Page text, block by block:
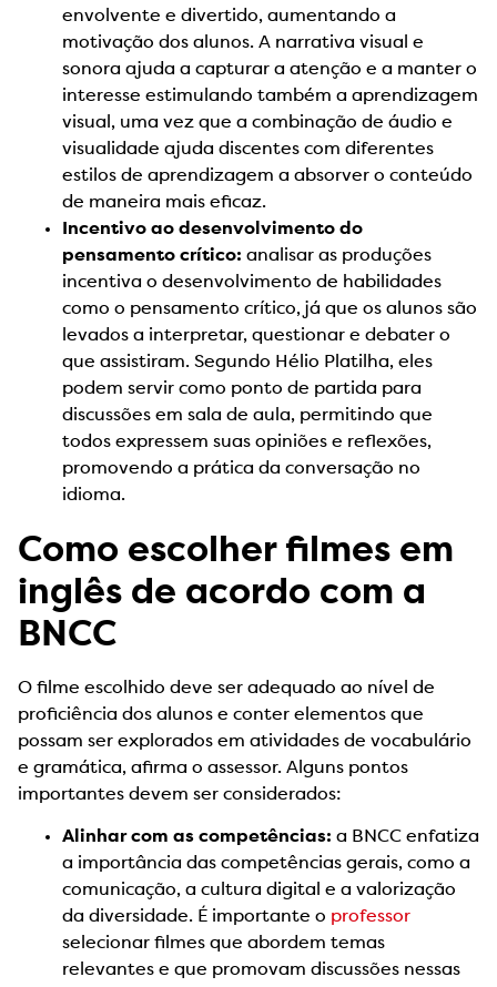
envolvente e divertido, aumentando a
motivação dos alunos. A narrativa visual e
sonora ajuda a capturar a atenção e a manter o
interesse estimulando também a aprendizagem
visual, uma vez que a combinação de áudio e
visualidade ajuda discentes com diferentes
estilos de aprendizagem a absorver o conteúdo
de maneira mais eficaz.
Incentivo ao desenvolvimento do
pensamento crítico: analisar as produções
incentiva o desenvolvimento de habilidades
como o pensamento crítico, já que os alunos são
levados a interpretar, questionar e debater o
que assistiram. Segundo Hélio Platilha, eles
podem servir como ponto de partida para
discussões em sala de aula, permitindo que
todos expressem suas opiniões e reflexões,
promovendo a prática da conversação no
idioma.
Como escolher filmes em
inglês de acordo com a
BNCC
O filme escolhido deve ser adequado ao nível de
proficiência dos alunos e conter elementos que
possam ser explorados em atividades de vocabulário
e gramática, afirma o assessor. Alguns pontos
importantes devem ser considerados:
Alinhar com as competências: a BNCC enfatiza
a importância das competências gerais, como a
comunicação, a cultura digital e a valorização
da diversidade. É importante o professor
selecionar filmes que abordem temas
relevantes e que promovam discussões nessas